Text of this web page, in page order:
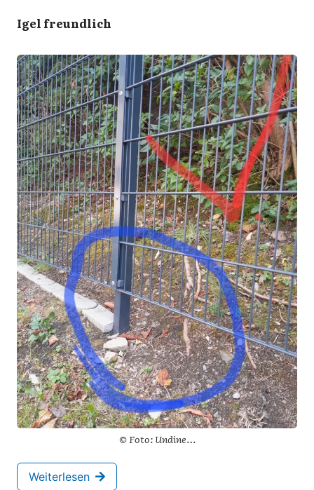
Igel freundlich
© Foto: Undine…
Weiterlesen